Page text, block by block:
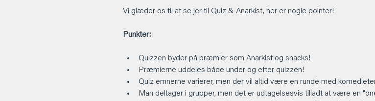
Vi glæder os til at se jer til Quiz & Anarkist, her er nogle pointer!
Punkter:
Quizzen byder på præmier som Anarkist og snacks!
Præmierne uddeles både under og efter quizzen!
Quiz emnerne varierer, men der vil altid være en runde med
Man deltager i grupper, men det er udtagelsesvis tilladt at være en